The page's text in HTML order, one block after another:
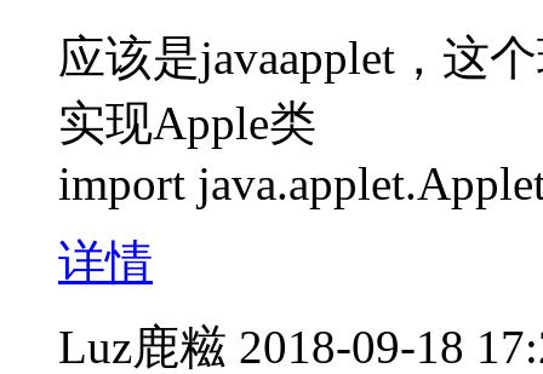
应该是javaapplet，这
实现Apple类
import
详情
Luz鹿糍 2018-09-18